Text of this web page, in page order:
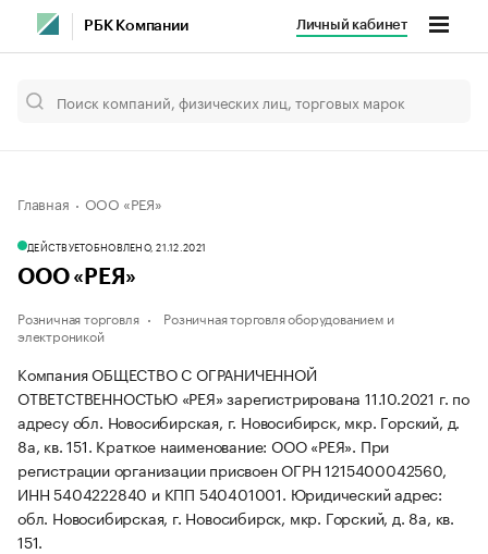
РБК Компании Личный кабинет
Главная ООО «РЕЯ»
ДЕЙСТВУЕТОБНОВЛЕНО, 21.12.2021
ООО «РЕЯ»
Розничная торговля
Розничная торговля оборудованием и
электроникой
Компания ОБЩЕСТВО С ОГРАНИЧЕННОЙ
ОТВЕТСТВЕННОСТЬЮ «РЕЯ» зарегистрирована 11.10.2021 г. по
адресу обл. Новосибирская, г. Новосибирск, мкр. Горский, д.
8а, кв. 151. Краткое наименование: ООО «РЕЯ». При
регистрации организации присвоен ОГРН 1215400042560,
ИНН 5404222840 и КПП 540401001. Юридический адрес:
обл. Новосибирская, г. Новосибирск, мкр. Горский, д. 8а, кв.
151.